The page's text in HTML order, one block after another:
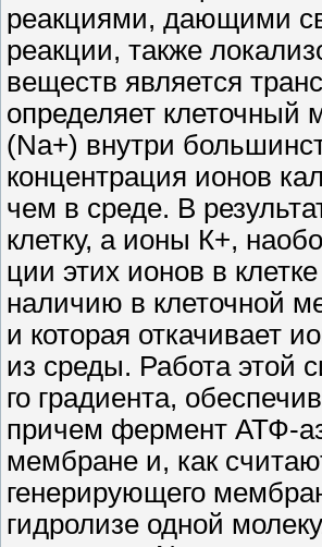
реакциями, дающими
реакции, также
веществ является
определяет клеточный
(Na+) внутри
концентрация ионов
чем в среде. В
клетку, а ионы К+,
ции этих ионов в
наличию в клеточной
и которая откачивает
из среды. Работа этой
го градиента,
причем фермент АТФ-
мембране и, как
генерирующего
гидролизе одной